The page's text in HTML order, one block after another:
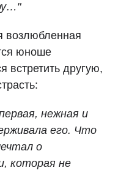
возлюбленная
юноше
встретить другую,
нежная и
его. Что
о
которая не